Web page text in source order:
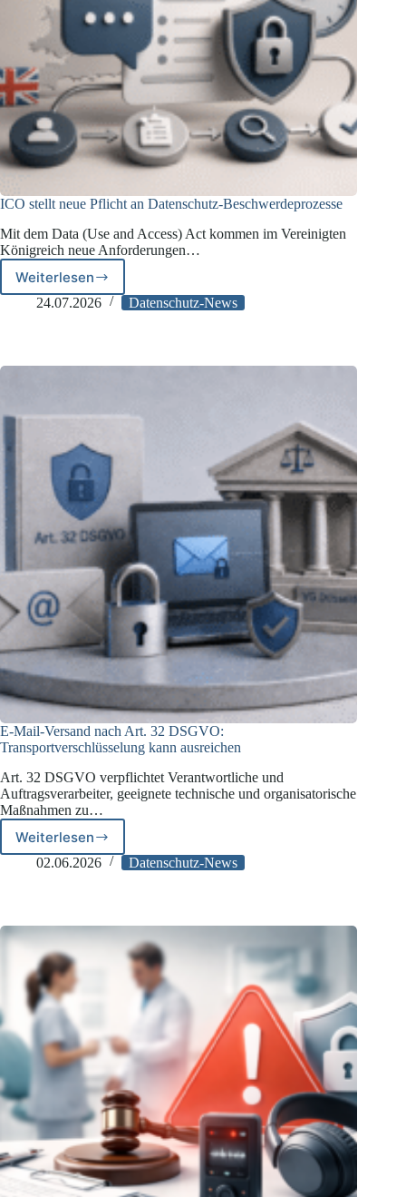
ICO stellt neue Pflicht an Datenschutz-Beschwerdeprozesse
Mit dem Data (Use and Access) Act kommen im Vereinigten
Königreich neue Anforderungen…
Weiterlesen
ICO
stellt
Datenschutz-
24.07.2026 Datenschutz-News
E-Mail-Versand nach Art. 32 DSGVO:
Transportverschlüsselung kann ausreichen
Art. 32 DSGVO verpflichtet Verantwortliche und
Auftragsverarbeiter, geeignete technische und organisatorische
Maßnahmen zu…
Weiterlesen
E-
Mail-
32
DSGVO:
Transportverschlüsselung
kann
ausreichen
02.06.2026 Datenschutz-News